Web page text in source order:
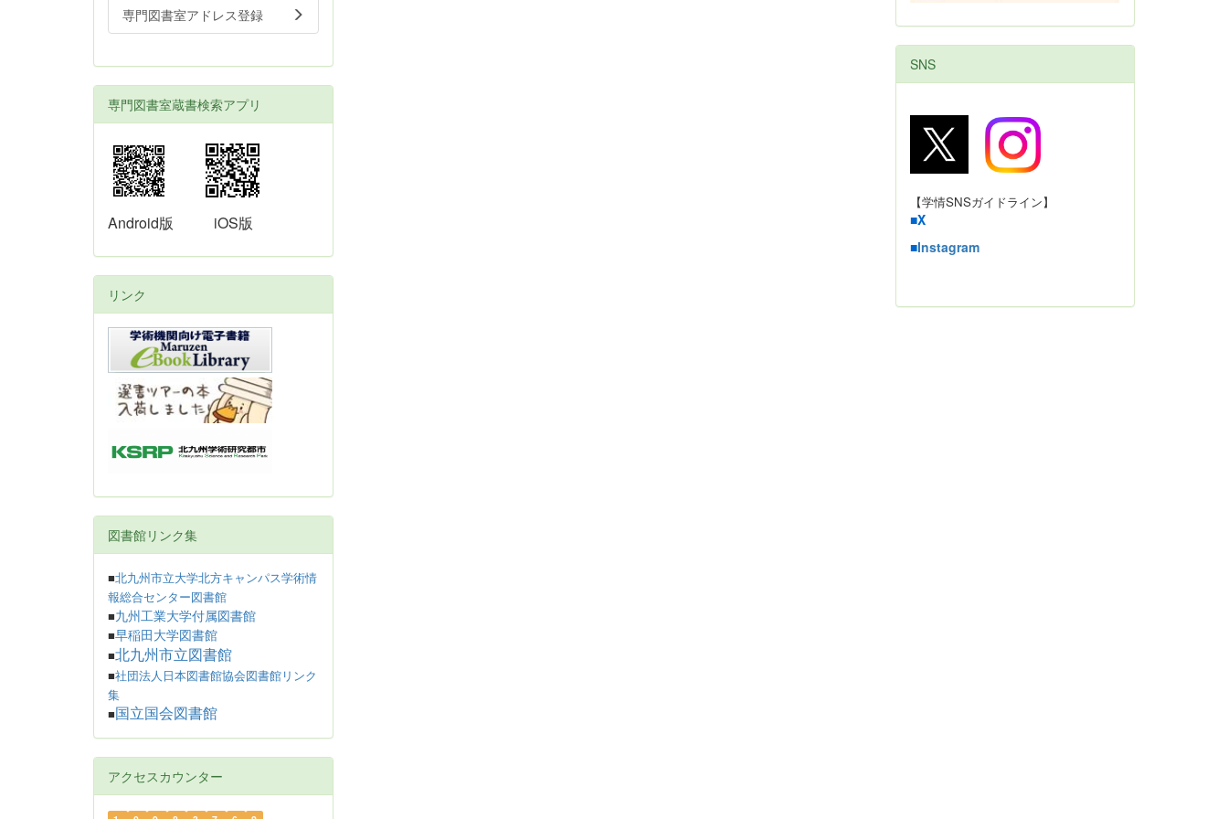
専門図書室アドレス登録
専門図書室蔵書検索アプリ
Android版 iOS版
リンク
図書館リンク集
■北九州市立大学北方キャンパス学術情
報総合センター図書館
■九州工業大学付属図書館
■早稲田大学図書館
■北九州市立図書館
■社団法人日本図書館協会図書館リンク
集
■ 国立国会図書館
アクセスカウンター
SNS
【学情SNSガイドライン】
■X
■Instagram